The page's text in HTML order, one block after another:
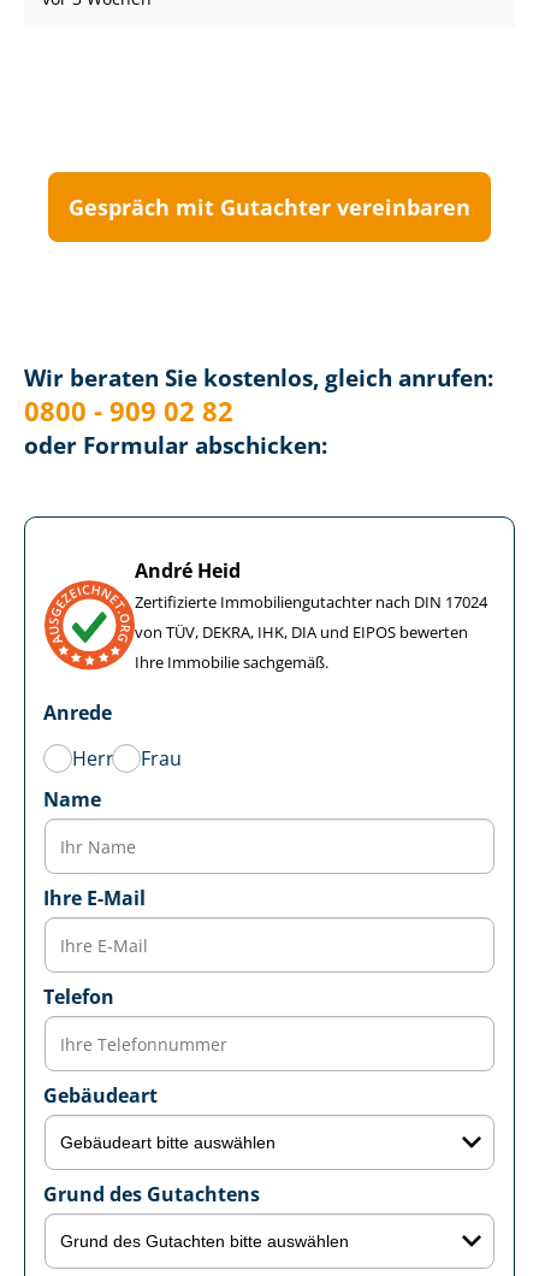
Gespräch mit Gutachter vereinbaren
Wir beraten Sie kostenlos, gleich anrufen:
0800 - 909 02 82
oder Formular abschicken:
André Heid
Zertifizierte Im­mo­bi­li­en­gut­ach­ter nach DIN 17024
von TÜV, DEKRA, IHK, DIA und EIPOS bewerten
Ihre Immobilie sachgemäß.
Anrede
Herr
Frau
Name
Ihre E-Mail
Telefon
Gebäudeart
Grund des Gutachtens